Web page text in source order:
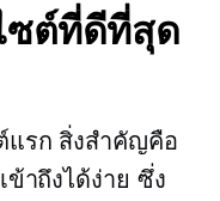
ซต์ที่ดีที่สุด
แรก สิ่งสำคัญคือ
ข้าถึงได้ง่าย ซึ่ง